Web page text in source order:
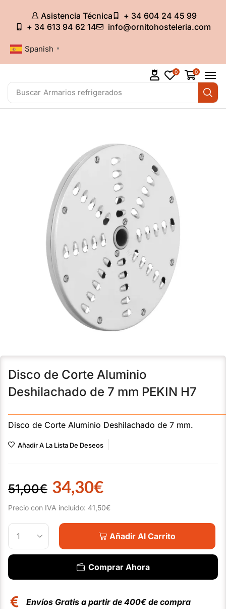
Asistencia Técnica
+ 34 604 24 45 99
+ 34 613 94 62 14
info@ornitohosteleria.com
Spanish ▼
Buscar Armarios refrigerados
0 0
Disco de Corte Aluminio
Deshilachado de 7 mm PEKIN H7
Disco de Corte Aluminio Deshilachado de 7 mm.
Añadir A La Lista De Deseos
51,00€ 34,30€
Precio con IVA incluido: 41,50€
Añadir Al Carrito
Comprar Ahora
Envíos Gratis a partir de 400€ de compra